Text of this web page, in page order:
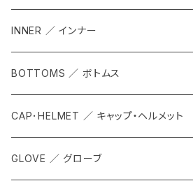
INNER ／ インナー
BOTTOMS ／ ボトムス
CAP･HELMET ／ キャップ・ヘルメット
GLOVE ／ グローブ